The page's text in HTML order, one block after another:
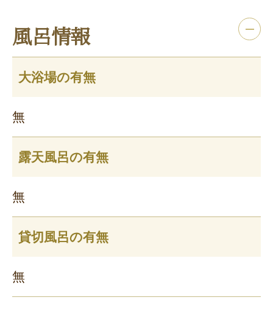
風呂情報
大浴場の有無
無
露天風呂の有無
無
貸切風呂の有無
無